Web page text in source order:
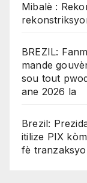
Mibalè :
BREZIL:
mande
sou tout
ane 2026 la
Brezil:
itilize PIX
fè